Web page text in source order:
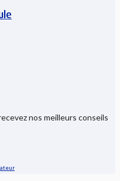
nos meilleurs conseils